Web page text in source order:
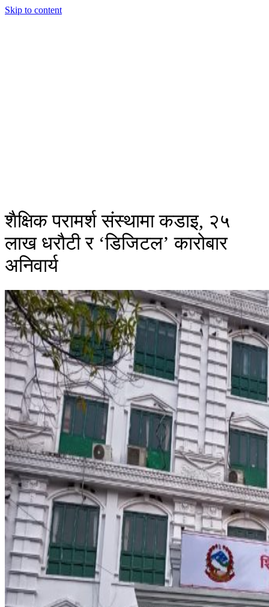
Skip to content
शैक्षिक परामर्श संस्थामा कडाइ, २५
लाख धरौटी र ‘डिजिटल’ कारोबार
अनिवार्य